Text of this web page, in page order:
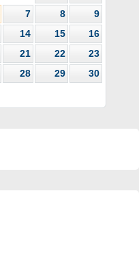
7 8
9
14 15
16
21 22
23
28 29
30